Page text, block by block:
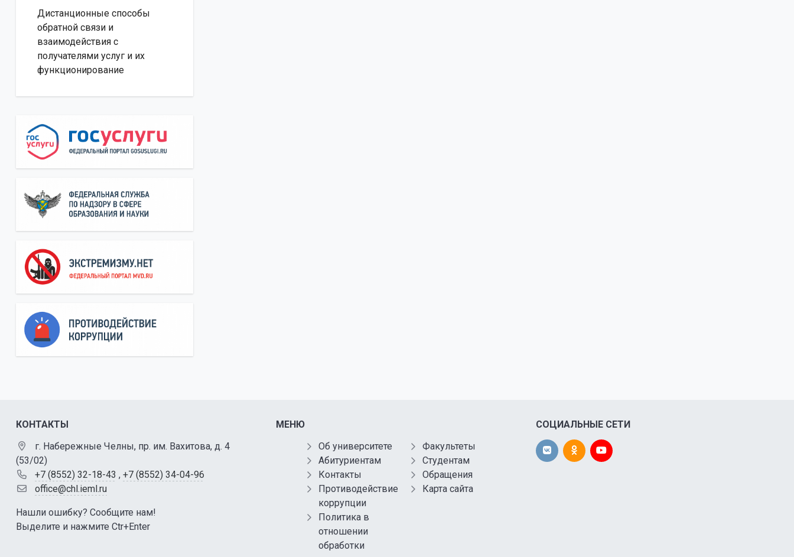
Дистанционные способы
обратной связи и
взаимодействия с
получателями услуг и их
функционирование
КОНТАКТЫ
г. Набережные Челны, пр. им. Вахитова, д. 4
(53/02)
+7 (8552) 32-18-43 , +7 (8552) 34-04-96
office@chl.ieml.ru
Нашли ошибку? Сообщите нам!
Выделите и нажмите Ctr+Enter
МЕНЮ
Об университете
Факультеты
Абитуриентам
Студентам
Контакты
Обращения
Противодействие
коррупции
Карта сайта
Политика в
отношении
обработки
СОЦИАЛЬНЫЕ СЕТИ